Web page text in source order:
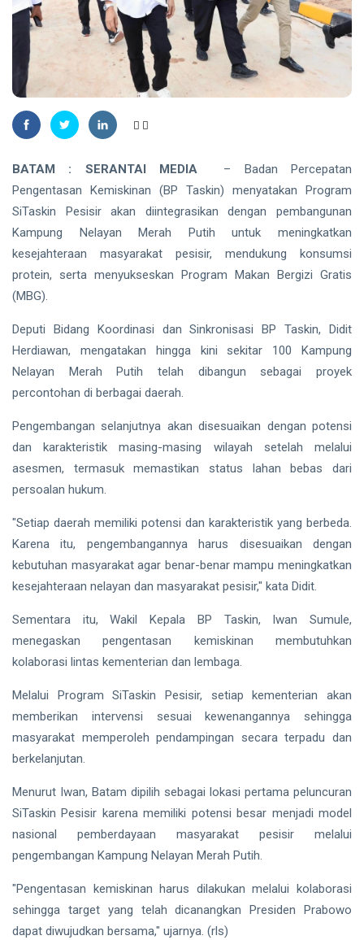
Madu,
BBKSDA
Riau
Pasang
Kandang
Jebak
HUKRIM
DPO
Kasus
Sabu
Ditangkap
di Hotel
Bathin
Aug,
views
Mahasiswa
Unilak
Raih Juara
Nasional
Kategori
Disabilitas
08
2026
39
Bacok
Perempuan
hingga
Pekanbaru
07
Aug,
60
views
Siak Sri Indrapura
Prabowo Subianto
Indonesia
Pilkada 2024
Donald Trump
KPK
BATAM : SERANTAI MEDIA
– Badan Percepatan
Pengentasan Kemiskinan (BP Taskin) menyatakan Program
SiTaskin Pesisir akan diintegrasikan dengan pembangunan
Kampung Nelayan Merah Putih untuk meningkatkan
kesejahteraan masyarakat pesisir, mendukung konsumsi
protein, serta menyukseskan Program Makan Bergizi Gratis
(MBG).
Deputi Bidang Koordinasi dan Sinkronisasi BP Taskin, Didit
Herdiawan, mengatakan hingga kini sekitar 100 Kampung
Nelayan Merah Putih telah dibangun sebagai proyek
percontohan di berbagai daerah.
Pengembangan selanjutnya akan disesuaikan dengan potensi
dan karakteristik masing-masing wilayah setelah melalui
asesmen, termasuk memastikan status lahan bebas dari
persoalan hukum.
"Setiap daerah memiliki potensi dan karakteristik yang berbeda.
Karena itu, pengembangannya harus disesuaikan dengan
kebutuhan masyarakat agar benar-benar mampu meningkatkan
kesejahteraan nelayan dan masyarakat pesisir," kata Didit.
Sementara itu, Wakil Kepala BP Taskin, Iwan Sumule,
menegaskan pengentasan kemiskinan membutuhkan
kolaborasi lintas kementerian dan lembaga.
Melalui Program SiTaskin Pesisir, setiap kementerian akan
memberikan intervensi sesuai kewenangannya sehingga
masyarakat memperoleh pendampingan secara terpadu dan
berkelanjutan.
Menurut Iwan, Batam dipilih sebagai lokasi pertama peluncuran
SiTaskin Pesisir karena memiliki potensi besar menjadi model
nasional pemberdayaan masyarakat pesisir melalui
pengembangan Kampung Nelayan Merah Putih.
"Pengentasan kemiskinan harus dilakukan melalui kolaborasi
sehingga target yang telah dicanangkan Presiden Prabowo
dapat diwujudkan bersama," ujarnya. (rls)